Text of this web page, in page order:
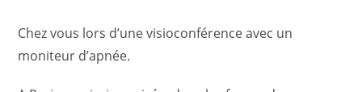
Chez vous lors d’une visioconférence avec un
moniteur d’apnée.